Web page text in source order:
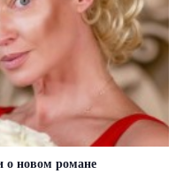
о новом романе